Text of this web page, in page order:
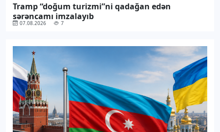
Tramp “doğum turizmi”ni qadağan edən
sərəncamı imzalayıb
07.08.2026 7